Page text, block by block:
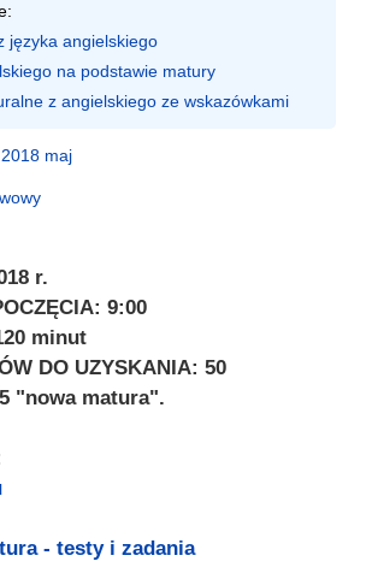
języka angielskiego
na podstawie matury
z angielskiego ze wskazówkami
maj
r.
9:00
minut
DO UZYSKANIA: 50
"nowa matura".
- testy i zadania